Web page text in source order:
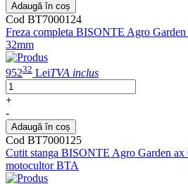
Adaugă în coș
Cod BT7000124
Freza completa BISONTE Agro
32mm
95232 LeiTVA inclus
+
-
Adaugă în coș
Cod BT7000125
Cutit stanga BISONTE Agro Garden
motocultor BTA